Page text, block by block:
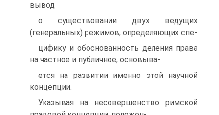
вывод
о существовании двух ведущих
(генеральных) режимов, определяющих спе-
цифику и обоснованность деления права
на частное и публичное, основыва-
ется на развитии именно этой научной
концепции.
Указывая на несовершенство римской